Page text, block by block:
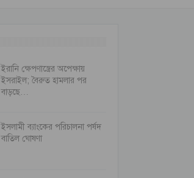
ইরানি ক্ষেপণাস্ত্রের অপেক্ষায়
ইসরাইল; বৈরুত হামলার পর
বাড়ছে…
ইসলামী ব্যাংকের পরিচালনা পর্ষদ
বাতিল ঘোষণা